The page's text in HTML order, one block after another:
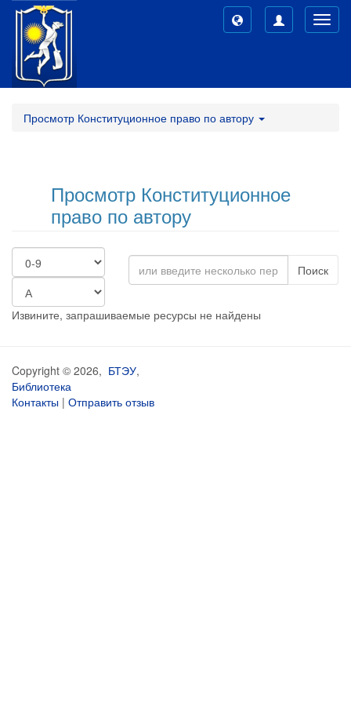
Просмотр Конституционное право по автору
Просмотр Конституционное
право по автору
Поиск
Извините, запрашиваемые ресурсы не найдены
Copyright © 2026, БТЭУ,
Библиотека
Контакты | Отправить отзыв